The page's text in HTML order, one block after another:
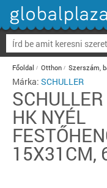
Főoldal Otthon Szerszám,
Márka: SCHULLER
SCHULLER
HK NYÉL
15X31CM,